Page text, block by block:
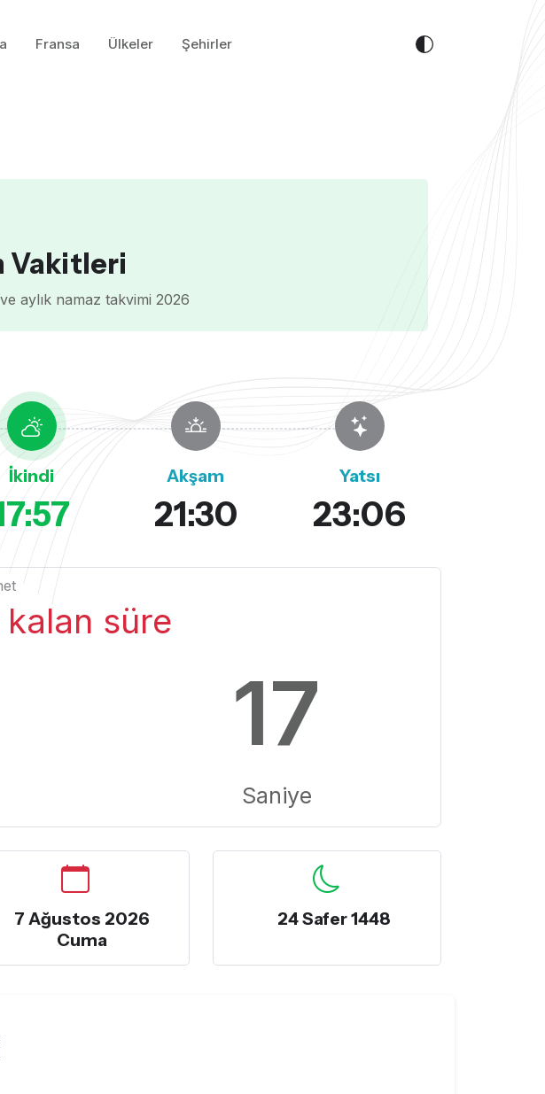
Fransa Ülkeler Şehirler
Vakitleri
aylık namaz takvimi 2026
İkindi Akşam
21:30
Yatsı
23:06
kalan süre
16
Saniye
7 Ağustos 2026
Cuma
24 Safer 1448